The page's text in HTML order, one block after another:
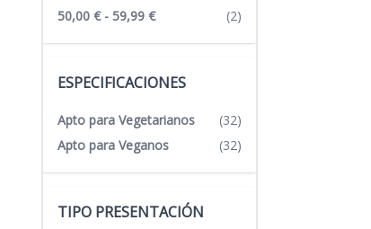
50,00 €- 59,99 € (2)
ESPECIFICACIONES
Apto para Vegetarianos
(32)
Apto para Veganos
(32)
TIPO PRESENTACIÓN